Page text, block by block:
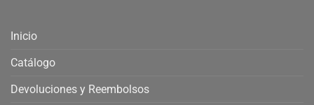
Inicio
Catálogo
Devoluciones y Reembolsos